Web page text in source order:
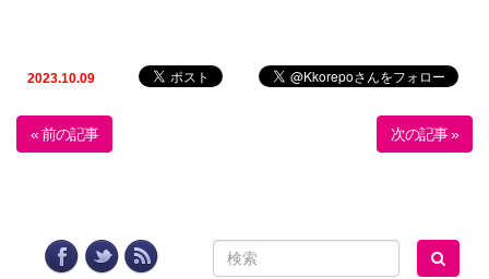
2023.10.09
« 前の記事 次の記事 »